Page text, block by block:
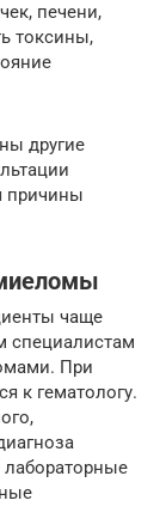
печени,
токсины,
другие
причины
чаще
специалистам
При
к гематологу.